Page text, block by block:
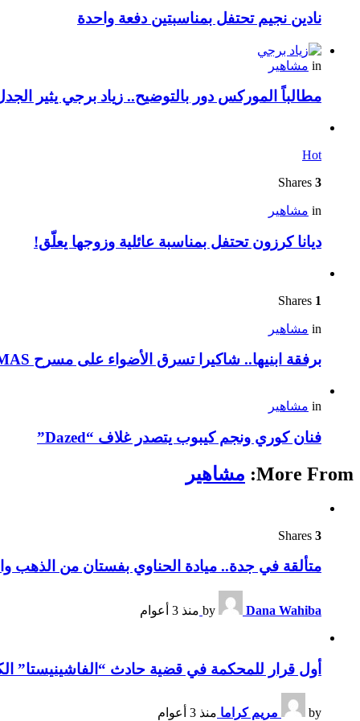
نادين نجيم تحتفل بمناسبتين دفعة واحدة
in مشاهير
مطالباً الموركس دور بالتوضيح.. زياد برجي يثير
Hot
3
in مشاهير
ديانا كرزون تحتفل بمناسبة عائلية وزوجها يعلّق!
1
in مشاهير
برفقة ابنيها.. شاكيرا تسرق الأضواء على مسرح VMAS
in مشاهير
فنان كوري ونجم كيبوب يتصدر غلاف “Dazed”
More From: مشاهير
3
متألقة في جدة.. ميادة الحناوي بفستان من الذهب
by Dana Wahiba منذ 3 أعوام
أول قرار للمحكمة في قضية حادث “الفاشينيستا”
by مريم كراما منذ 3 أعوام